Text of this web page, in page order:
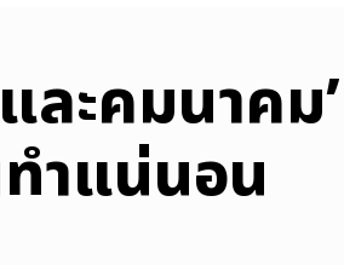
ละคมนาคม’
ำแน่นอน